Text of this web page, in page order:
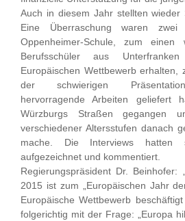
Auch in diesem Jahr stellten wieder
Eine Überraschung waren
Oppenheimer-Schule, zum
Berufsschüler aus
Europäischen Wettbewerb erhalten,
der schwierigen
hervorragende Arbeiten geliefert
Würzburgs Straßen gegangen
verschiedener Altersstufen danach
mache. Die Interviews
aufgezeichnet und kommentiert.
Regierungspräsident Dr. Beinhofer:
2015 ist zum „Europäischen Jahr
Europäische Wettbewerb
folgerichtig mit der Frage: „Europa